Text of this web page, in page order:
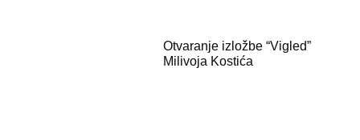
Otvaranje izložbe “Vigled”
Milivoja Kostića